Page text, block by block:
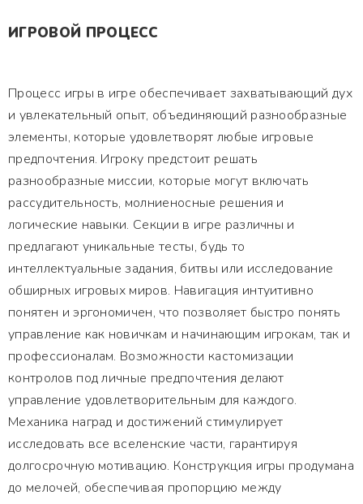
ИГРОВОЙ ПРОЦЕСС
Процесс игры в игре обеспечивает захватывающий дух
и увлекательный опыт, объединяющий разнообразные
элементы, которые удовлетворят любые игровые
предпочтения. Игроку предстоит решать
разнообразные миссии, которые могут включать
рассудительность, молниеносные решения и
логические навыки. Секции в игре различны и
предлагают уникальные тесты, будь то
интеллектуальные задания, битвы или исследование
обширных игровых миров. Навигация интуитивно
понятен и эргономичен, что позволяет быстро понять
управление как новичкам и начинающим игрокам, так и
профессионалам. Возможности кастомизации
контролов под личные предпочтения делают
управление удовлетворительным для каждого.
Механика наград и достижений стимулирует
исследовать все вселенские части, гарантируя
долгосрочную мотивацию. Конструкция игры продумана
до мелочей, обеспечивая пропорцию между